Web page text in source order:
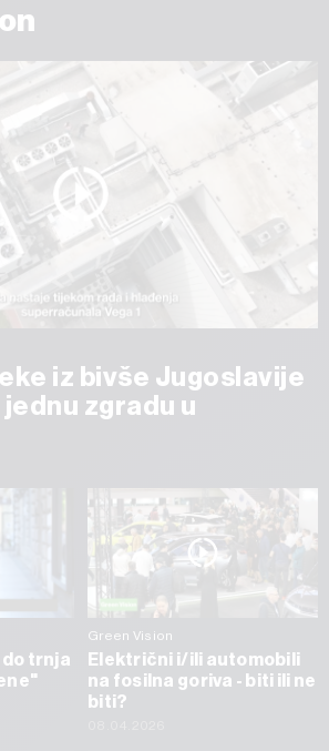
iz bivše Jugoslavije
zgradu u
do trnja
Green Vision
Električni i/ili automobili
na fosilna goriva - biti ili ne
biti?